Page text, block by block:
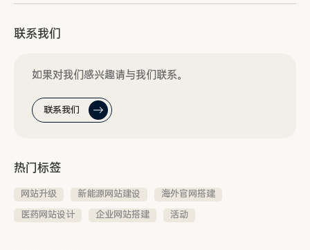
联系我们
如果对我们感兴趣请与我们联系。
联系我们
热门标签
网站升级 新能源网站建设
海外官网搭建
医药网站设计
企业网站搭建 活动